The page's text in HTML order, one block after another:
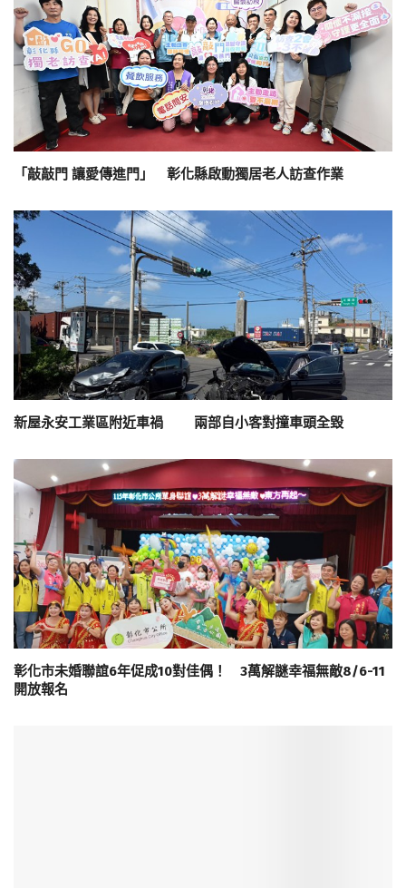
「敲敲門 讓愛傳進門」 彰化縣啟動獨居老人訪查作業
新屋永安工業區附近車禍 兩部自小客對撞車頭全毀
彰化市未婚聯誼6年促成10對佳偶！ 3萬解謎幸福無敵8/6-11
開放報名